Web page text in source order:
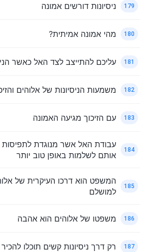
179 ניסיונות דורשים אמונה
180 מהי אמונה אמיתית?
181 עליכם להתייצב לצד האל כאשר
182 משמעות הניסיונות של אלוהים
183 עם הזיכוך מגיעה האמונה
184
עבודת האל אשר מנוגדת
אותם לשלמות באופן טוב יותר
185
המשפט הוא דרכו העיקרית של
למושלם
186 משפטו של אלוהים הוא אהבה
187 רק דרך ניסיונות קשים תוכלו